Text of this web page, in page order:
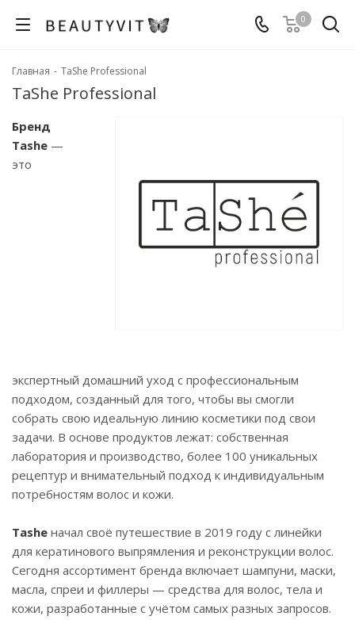
0
Главная - TaShe Professional
TaShe Professional
Бренд
Tashe —
это
экспертный домашний уход с профессиональным
подходом, созданный для того, чтобы вы смогли
собрать свою идеальную линию косметики под свои
задачи. В основе продуктов лежат: собственная
лаборатория и производство, более 100 уникальных
рецептур и внимательный подход к индивидуальным
потребностям волос и кожи.
Tashe начал своё путешествие в 2019 году с линейки
для кератинового выпрямления и реконструкции волос.
Сегодня ассортимент бренда включает шампуни, маски,
масла, спреи и филлеры — средства для волос, тела и
кожи, разработанные с учётом самых разных запросов.